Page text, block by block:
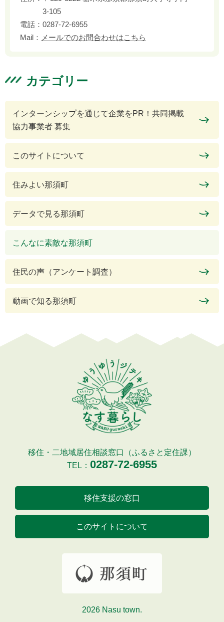
3-105
電話： 0287-72-6955
Mail： メールでのお問合わせはこちら
カテゴリー
インターンシップを通じて企業をPR！共同掲載
協力事業者 募集
このサイトについて
住みよい那須町
データで見る那須町
こんなに素敵な那須町
住民の声（アンケート調査）
動画で知る那須町
移住・二地域居住相談窓口（ふるさと定住課）
TEL： 0287-72-6955
移住支援の窓口
このサイトについて
2026 Nasu town.